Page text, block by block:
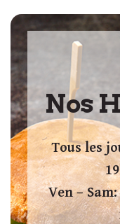
Nos
Tous les
Ven –